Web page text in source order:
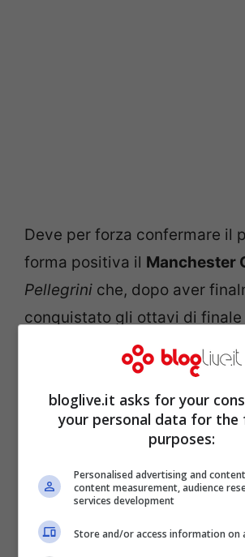
Deve per forza confermare il
forma positiva il Manchester
Pellegrini che, dopo aver
conquistato gli ottavi di finale
Champions League, è libero
in Premier. Il
dovrebbe rappresentare un
insormontabile perAgueroe
campionato, ospiterà unHull
nonostante il buon torneo
ora, si è rivelato molto
bloglive.it asks for your
your personal data for the
purposes:
Personalised advertising and
content measurement, audience
services development
Store and/or access information on